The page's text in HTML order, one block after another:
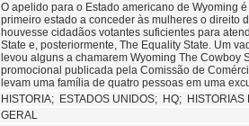
O apelido para o Estado americano de Wyoming
primeiro estado a conceder às mulheres o direito
houvesse cidadãos votantes suficientes para
State e, posteriormente, The Equality State. Um
levou alguns a chamarem Wyoming The Cowboy
promocional publicada pela Comissão de
levam uma família de quatro pessoas em uma
HISTORIA; ESTADOS UNIDOS; HQ;
GERAL